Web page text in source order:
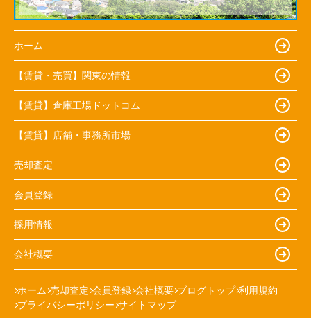
ホーム
【賃貸・売買】関東の情報
【賃貸】倉庫工場ドットコム
【賃貸】店舗・事務所市場
売却査定
会員登録
採用情報
会社概要
ホーム 売却査定 会員登録 会社概要 ブログトップ 利用規約
プライバシーポリシー サイトマップ